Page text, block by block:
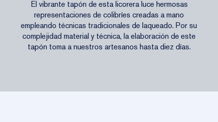
El vibrante tapón de esta licorera luce hermosas
representaciones de colibríes creadas a mano
empleando técnicas tradicionales de laqueado. Por su
complejidad material y técnica, la elaboración de este
tapón toma a nuestros artesanos hasta diez días.